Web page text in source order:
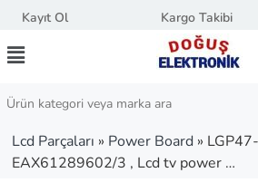
Kayıt Ol Kargo Takibi
Lcd Parçaları » Power Board »
EAX61289602/3 , Lcd tv power …